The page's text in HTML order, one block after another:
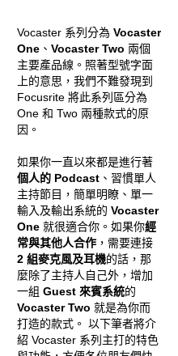
Vocaster 系列分為 Vocaster
One、 Vocaster Two 兩個
主要產品線。照著型號字面
上的意思，我們不難發現到
Focusrite 將此系列區分為
One 和 Two 兩種款式的原
因。
如果你一直以來都是進行著
個人的 Podcast、習慣單人
主持節目，簡單明瞭、單一
輸入及輸出系統的 Vocaster
One就很適合你。如果你經
常與其他人合作，需要連接
2 組麥克風及耳機的話，那
麼除了主持人自己外，增加
一組 Guest 來賓系統的
Vocaster Two 就是為你而
打造的款式。 以下筆者將介
紹 Vocaster 系列主打的特色